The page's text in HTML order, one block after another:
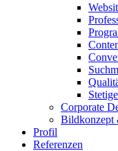
Corporate
Bildkonzept
Profil
Referenzen